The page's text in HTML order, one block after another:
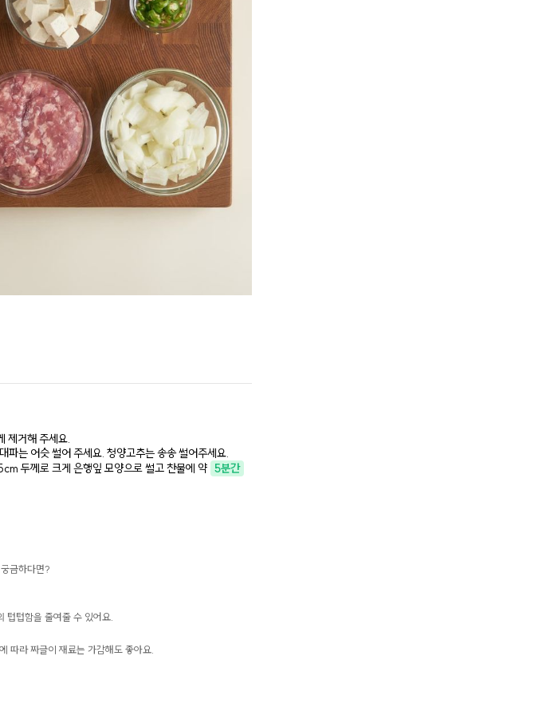
제거해 주세요.
파는 어슷 썰어 주세요. 청양고추는 송송 썰어주세요.
두께로 크게 은행잎 모양으로 썰고 찬물에 약 5분간
금하다면?
텁텁함을 줄여줄 수 있어요.
따라 짜글이 재료는 가감해도 좋아요.